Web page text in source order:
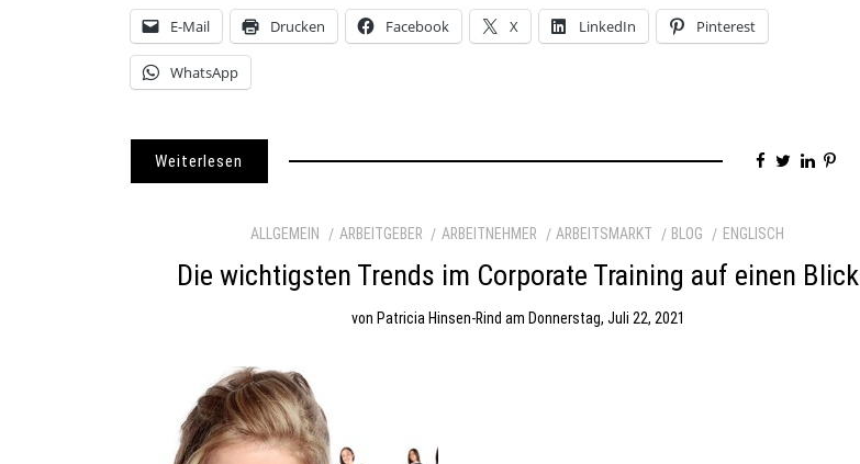
E-Mail Drucken Facebook X LinkedIn Pinterest
WhatsApp
Weiterlesen
ALLGEMEIN ARBEITGEBER ARBEITNEHMER ARBEITSMARKT BLOG ENGLISCH
Die wichtigsten Trends im Corporate Training auf einen Blick
von Patricia Hinsen-Rind am Donnerstag, Juli 22, 2021